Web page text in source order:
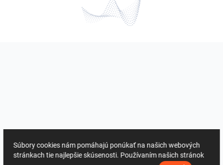
Súbory cookies nám pomáhajú ponúkať na našich webových
stránkach tie najlepšie skúsenosti. Používaním našich stránok